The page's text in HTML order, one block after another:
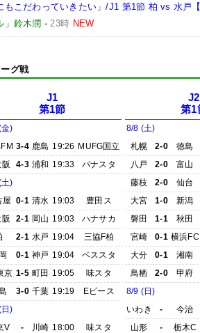
もこだわっていきたい」/J1 第1節 柏 vs 水戸
」鈴木潤 -23時 NEW
ーグ戦
J1
第1節
)
3-4 鹿島 19:26 MUFG国立
4-3 浦和 19:33
パナスタ
)
屋 0-1 清水 19:03
豊田ス
2-1 岡山 19:03
ハナサカ
2-1 水戸 19:04
三協F柏
0-1 神戸 19:04
ベススタ
京 1-5 町田 19:05
味スタ
3-0 千葉 19:19
Eピース
)
V
- 川崎 18:00
味スタ
J2
第1
8/8 (土)
札幌
2-0
徳島
八戸
2-0
富山
藤枝
2-0
仙台
大宮
1-0
新潟
磐田
1-1
秋田
宮崎
0-1 横浜FC
大分
0-1
湘南
鳥栖
2-0
甲府
8/9 (日)
いわき
-
今治
山形
- 栃木C